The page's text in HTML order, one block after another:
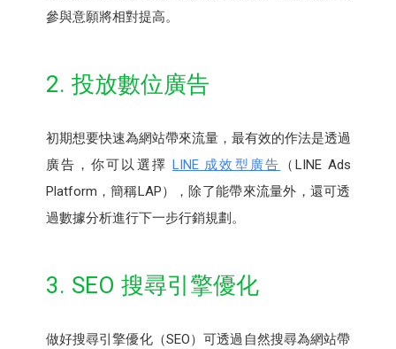
參與意願將相對提高。
2. 投放數位廣告
初期想要快速為網站帶來流量，最有效的作法是透過
廣告，你可以選擇LINE 成效型廣告
（LINE Ads
Platform，簡稱LAP），除了能帶來流量外，還可透
過數據分析進行下一步行銷規劃。
3. SEO 搜尋引擎優化
做好搜尋引擎優化（SEO）可透過自然搜尋為網站帶